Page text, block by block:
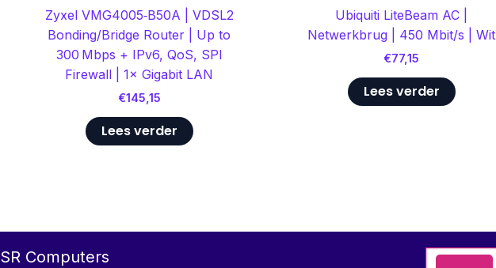
Zyxel VMG4005‑B50A | VDSL2
Bonding/Bridge Router | Up to
300 Mbps + IPv6, QoS, SPI
Firewall | 1× Gigabit LAN
€145,15
Lees verder
Ubiquiti LiteBeam AC |
Netwerkbrug | 450 Mbit/s | Wit
€77,15
Lees verder
SR Computers